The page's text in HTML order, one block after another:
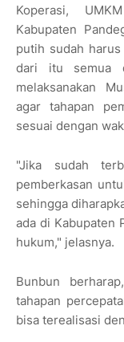
Koperasi,
Kabupaten
putih sudah
dari itu semua
melaksanakan
agar tahapan
sesuai dengan
"Jika sudah
pemberkasan
sehingga
ada di Kabupaten
hukum," jelasnya.
Bunbun
tahapan
bisa terealisasi